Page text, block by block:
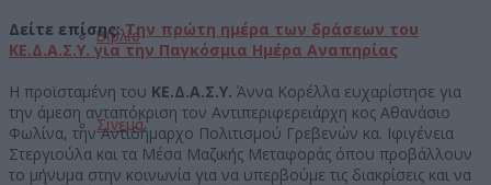
Βιβλίο
Σινεμά
Δείτε επίσης: Την πρώτη ημέρα των δράσεων του
ΚΕ.Δ.Α.Σ.Υ. για την Παγκόσμια Ημέρα Αναπηρίας
Η προϊσταμένη του ΚΕ.Δ.Α.Σ.Υ. Άννα Κορέλλα ευχαρίστησε για
την άμεση ανταπόκριση τον Αντιπεριφερειάρχη κος Αθανάσιο
Φωλίνα, την Αντιδήμαρχο Πολιτισμού Γρεβενών κα. Ιφιγένεια
Στεργιούλα και τα Μέσα Μαζικής Μεταφοράς όπου προβάλλουν
το μήνυμα στην κοινωνία για να υπερβούμε τις διακρίσεις και να